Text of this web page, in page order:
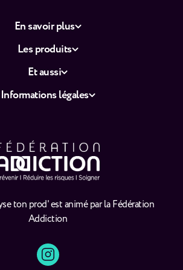
ton prod' est animé par la Fédération
Addiction
En savoir plus
Les produits
Et aussi
Informations légales